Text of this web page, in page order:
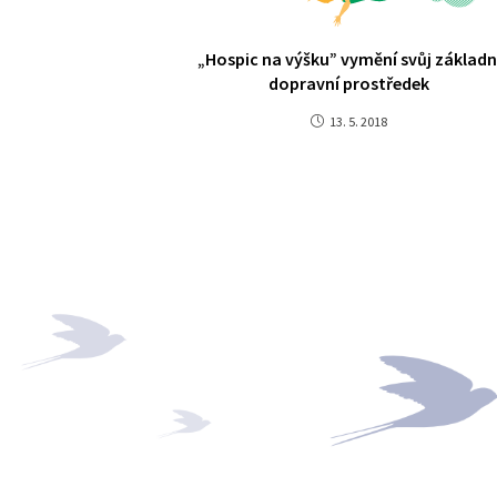
„Hospic na výšku” vymění svůj
dopravní prostředek
13. 5. 2018